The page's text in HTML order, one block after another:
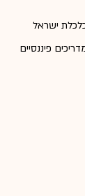
ישראל
פיננסיים